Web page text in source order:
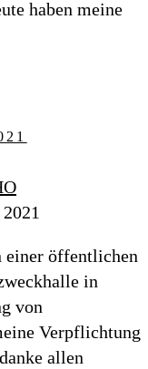
haben meine
einer öffentlichen
in
von
Verpflichtung
allen